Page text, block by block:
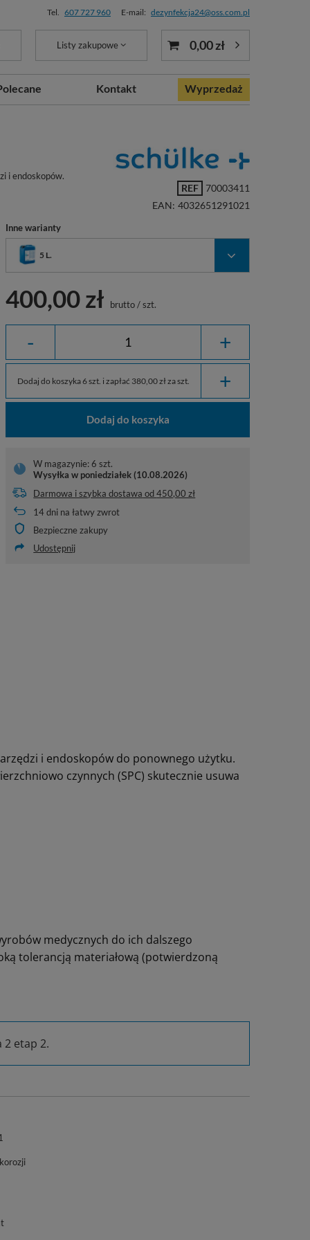
Tel. 607 727 960 E-mail: dezynfekcja24@oss.com.pl
Listy zakupowe 0,00 zł
Kontakt Wyprzedaż
i endoskopów.
REF
70003411
EAN: 4032651291021
Inne warianty
5 L.
400,00 zł brutto/szt.
- +
Dodaj do koszyka 6 szt. i zapłać 380,00 zł za szt. +
Dodaj do koszyka
W magazynie: 6 szt.
Wysyłkaw poniedziałek (10.08.2026)
Darmowa i szybka dostawa od450,00 zł
14dni na łatwy zwrot
Bezpieczne zakupy
Udostępnij
i endoskopów do ponownego użytku.
czynnych (SPC) skutecznie usuwa
medycznych do ich dalszego
tolerancją materiałową (potwierdzoną
etap 2.